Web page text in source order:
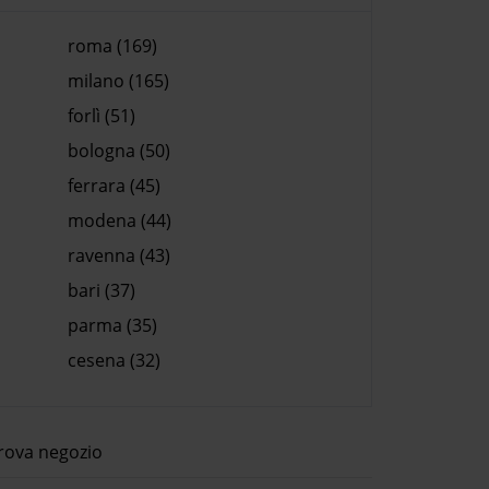
roma (169)
milano (165)
forlì (51)
bologna (50)
ferrara (45)
modena (44)
ravenna (43)
bari (37)
parma (35)
cesena (32)
negozio